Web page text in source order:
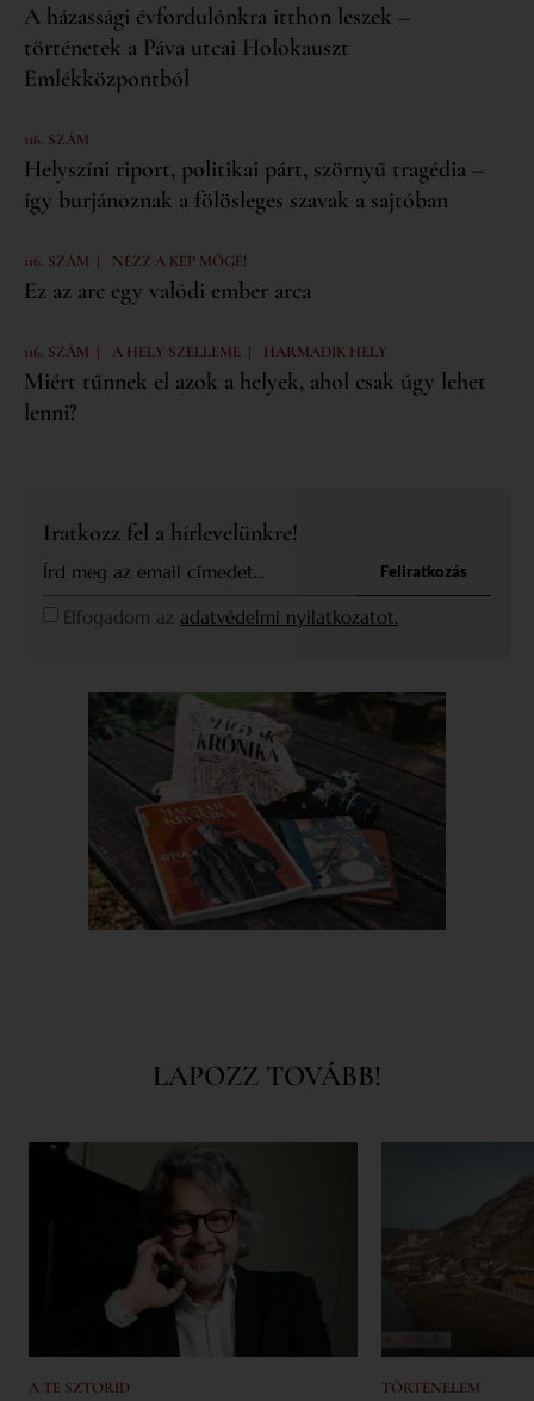
A házassági évfordulónkra itthon leszek –
történetek a Páva utcai Holokauszt
Emlékközpontból
116. SZÁM
Helyszíni riport, politikai párt, szörnyű tragédia –
így burjánoznak a fölösleges szavak a sajtóban
116. SZÁM | NÉZZ A KÉP MÖGÉ!
Ez az arc egy valódi ember arca
116. SZÁM | A HELY SZELLEME | HARMADIK HELY
Miért tűnnek el azok a helyek, ahol csak úgy lehet
lenni?
Iratkozz fel a hírlevelünkre!
Elfogadom az adatvédelmi nyilatkozatot.
Feliratkozás
LAPOZZ TOVÁBB!
A TE SZTORID TÖRTÉNELEM